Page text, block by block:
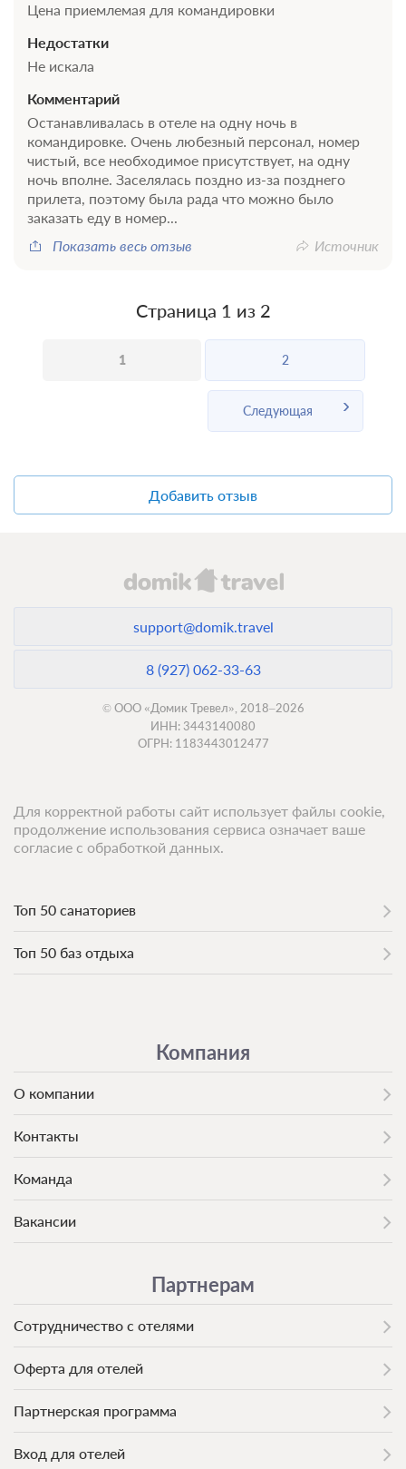
Цена приемлемая для командировки
Недостатки
Не искала
Комментарий
Останавливалась в отеле на одну ночь в
командировке. Очень любезный персонал, номер
чистый, все необходимое присутствует, на одну
ночь вполне. Заселялась поздно из-за позднего
прилета, поэтому была рада что можно было
заказать еду в номер...
Показать весь отзыв
Источник
Страница 1 из 2
1 2
Следующая
Добавить отзыв
support@domik.travel
8 (927) 062-33-63
© ООО «Домик Тревел», 2018–2026
ИНН: 3443140080
ОГРН: 1183443012477
Топ 50 санаториев
Топ 50 баз отдыха
Компания
О компании
Контакты
Команда
Вакансии
Партнерам
Сотрудничество с отелями
Оферта для отелей
Партнерская программа
Вход для отелей
Для корректной работы сайт использует файлы cookie,
продолжение использования сервиса означает ваше
согласие с обработкой данных.